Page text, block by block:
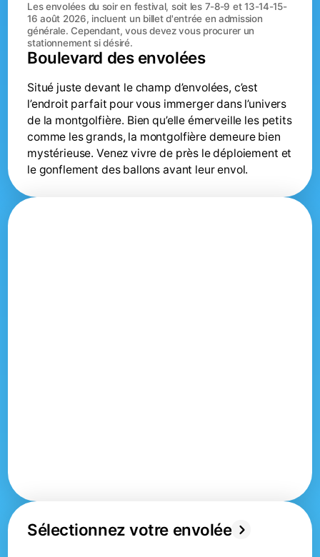
Les envolées du soir en festival, soit les 7-8-9 et 13-14-15-
16 août 2026, incluent un billet d'entrée en admission
générale. Cependant, vous devez vous procurer un
stationnement si désiré.
Boulevard des envolées
Situé juste devant le champ d’envolées, c’est
l’endroit parfait pour vous immerger dans l’univers
de la montgolfière. Bien qu’elle émerveille les petits
comme les grands, la montgolfière demeure bien
mystérieuse. Venez vivre de près le déploiement et
le gonflement des ballons avant leur envol.
Sélectionnez votre envolée